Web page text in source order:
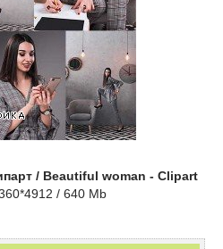
/ Beautiful woman - Clipart
/ 640 Mb